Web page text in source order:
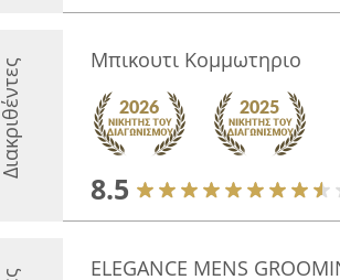
Διακριθέντες Μπικουτι Κομμωτηριο
8.5
ELEGANCE MENS